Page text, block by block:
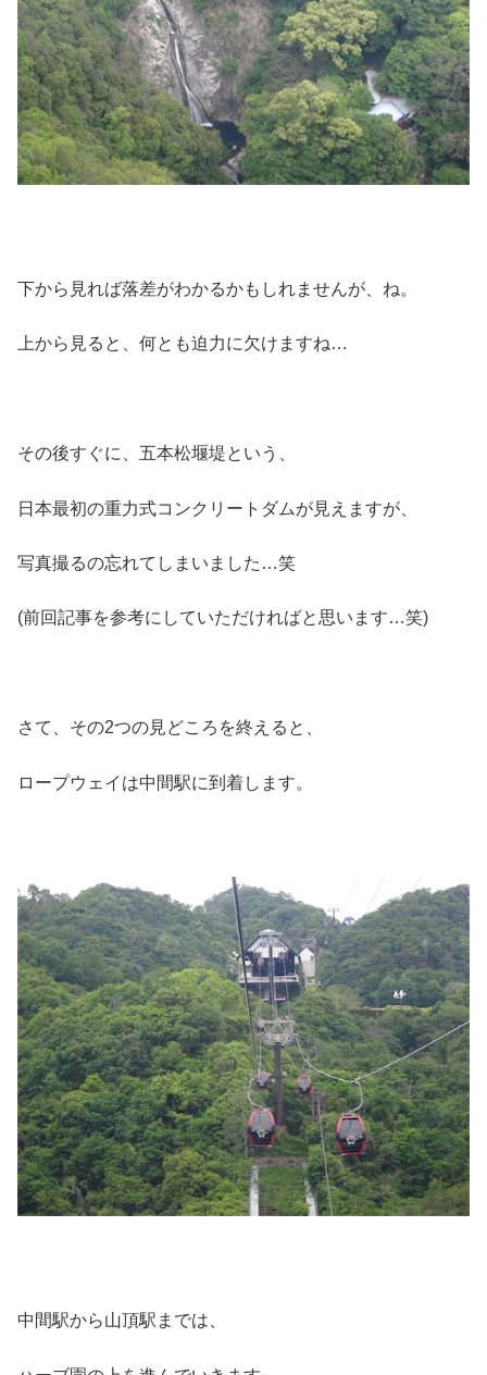
下から見れば落差がわかるかもしれませんが、ね。
上から見ると、何とも迫力に欠けますね…
その後すぐに、五本松堰堤という、
日本最初の重力式コンクリートダムが見えますが、
写真撮るの忘れてしまいました…笑
(前回記事を参考にしていただければと思います…笑)
さて、その2つの見どころを終えると、
ロープウェイは中間駅に到着します。
中間駅から山頂駅までは、